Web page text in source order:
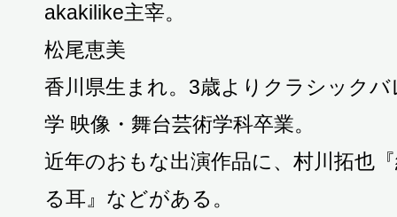
akakilike主宰。
松尾恵美
香川県生まれ。3歳よりクラシック
学 映像・舞台芸術学科卒業。
近年のおもな出演作品に、村川拓也
る耳』などがある。